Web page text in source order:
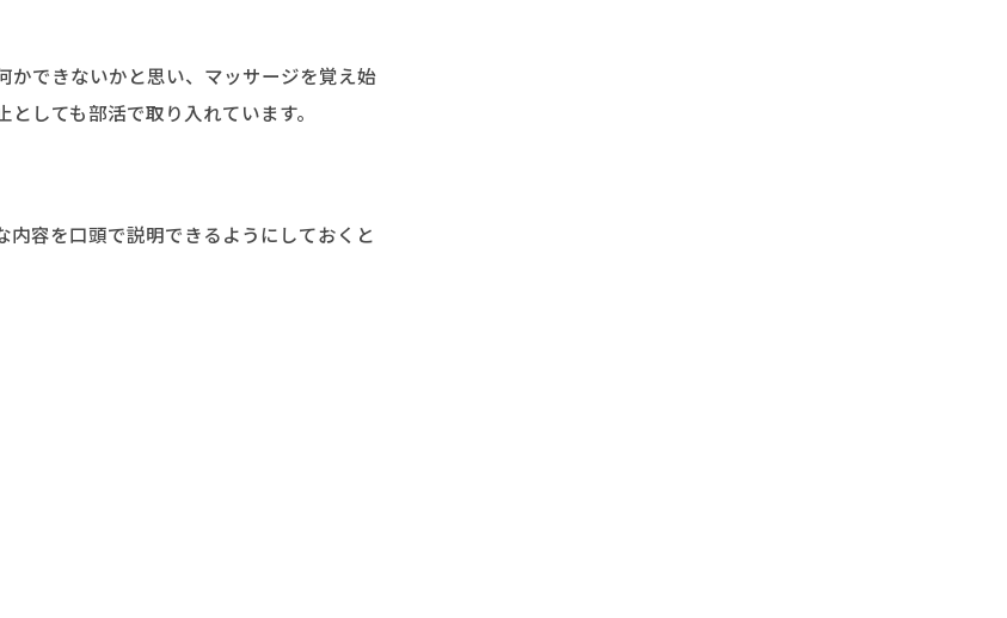
かできないかと思い、マッサージを覚え始
しても部活で取り入れています。
容を口頭で説明できるようにしておくと